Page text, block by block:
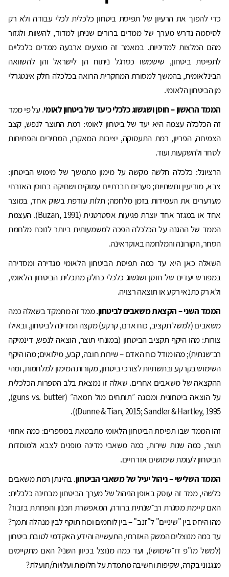
כדי להפוך את הרעיון של תפיסת ביטחון כלכלית לכלי עבודה ולא רק
לסיסמה נדרש מערך של ממדים ברורים שניתן למדוד, להשוות ולגזור
מהם המלצות למדיניות. במאמר זה מוצעים ארבעה ממדים כלכליים
לתפיסת ביטחון, שישמשו כסרגל ניתוח הן לישראל והן להשוואה
הבינלאומית, בהמשך למסורת המחקרית הרואה בכלכלה חלק אינטגרלי
מן הביטחון הלאומי.
הממד הראשון – חוסן ושגשוג כלכלי כיעד של ביטחון לאומי. על פי ממד
זה הכלכלה עצמה היא יעד של ביטחון לאומי: רמת התוצר לנפש, קצב
הצמיחה, הפריון, רמת התעסוקה, יציבות המאקרו, המחירים והפתיחות
לסחר ולהשקעות ועוד.
הרציונל: כלכלה חלשה מקשה על מימון מתמשך של מימוש הביטחון:
צבא, מודיעין ותשתיות; פערים חברתיים עמוקים ושחיקה בחוסן האזרחי
מערערים את העמידות בזמן מלחמה; תלות עודפת בשוק אחד, במוצר
אחד או במגזר אחד יוצרת פגיעוּת אסטרטגית (Buzan, 1991). העצמת
הממד של ההגנה על הכלכלה הפכה למשמעותית ביותר לנוכח מלחמת
הסחר, הקורונה והמלחמה באוקראינה.
השאלה כאן היא עד כמה תפיסת הביטחון הלאומי מגדירה ומסדירה
במפורש יעדים של חוסן ושגשוג כלכלי כחלק מתכלית הביטחון הלאומי,
ולא רק כתנאי רקע או תוצאה רצויה.
הממד השני – הקצאת משאבים לביטחון. ממד זה מתמקד בשאלה כמה
משאבים (למשל תקציב, כוח אדם, קרקע) מקצה המדינה לביטחון, ובאילו
צורות: מהו היקף תקציב הביטחון (במונחי תוצר, הוצאה לנפש, דינמיקה
רב־שנתית); מהו מודל כוח האדם – שירות חובה, קבע, מילואים; מהו היקף
השימוש בקרקע ובתשתיות לצורכי ביטחון, מקורות המימון למלחמות, ומהי
ההקצאה של משאבים אחרים. שאלה זו נמצאת בלב הספרות הכלכלית
על הוצאה ביטחונית ומכונה ״תותחים מול חמאה״ (guns vs. butter),
Dunne & Tian, 2015; Sandler & Hartley, 1995)).
זהו הממד שבו תפיסת הביטחון הלאומי מתבטאת במספרים: כמה אחוזי
תוצר, כמה שנות שירות, כמה משאבי מדינה מופנים לצבא ולמוסדות
הביטחון לעומת שימושים אזרחיים.
הממד השלישי – ניהול יעיל של משאבי הביטחון. בהינתן רמת משאבים
כלשהי, ממד זה עוסק באופן הניהול של מערך הביטחון מבחינה כלכלית:
האם קיימת מסגרת רב־שנתית ברורה, המאפשרת תכנון והפחתת בזבוז?
מהו היחס בין "שיניים" ל"זנב" – בין לוחמים וכוח תוקף לבין מנהלה ותמך?
עד כמה מנוצלים המשק האזרחי, התעשייה והידע האקדמי לטובת ביטחון
(למשל מו"פ דו־שימושי), ועד כמה מנוצל בכיוון השני? האם מתקיימים
מנגנוני בקרה, שקיפות וחשיבה מתמדת על חלופות ועלויות/תועלת?